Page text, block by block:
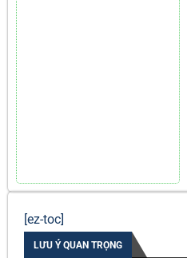
[ez-toc]
LƯU Ý QUAN TRỌNG